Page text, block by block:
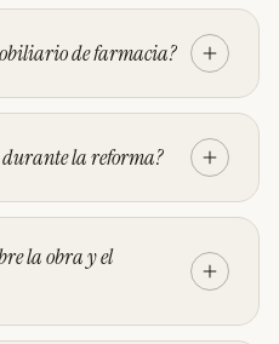
de farmacia?
durante la reforma?
la obra y el